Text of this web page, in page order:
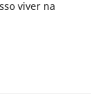
viver na